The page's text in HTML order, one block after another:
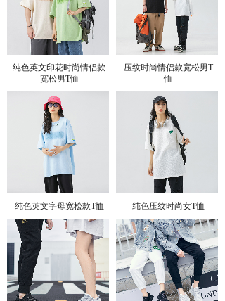
纯色英文印花时尚情侣款
宽松男T恤
压纹时尚情侣款宽松男T
恤
纯色英文字母宽松款T恤 纯色压纹时尚女T恤